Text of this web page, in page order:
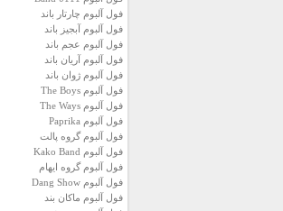
فول آلبوم چارتار باند
فول آلبوم آبجيز باند
فول آلبوم عجم باند
فول آلبوم آريان باند
فول آلبوم ژوان باند
فول آلبوم The Boys
فول آلبوم The Ways
فول آلبوم Paprika
فول آلبوم گروه پالت
فول آلبوم Kako Band
فول آلبوم گروه ایهام
فول آلبوم Dang Show
فول آلبوم ماکان بند